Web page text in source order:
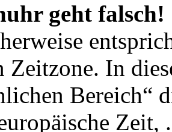
geht falsch!
Zeitzone. In
Bereich“
Zeit,